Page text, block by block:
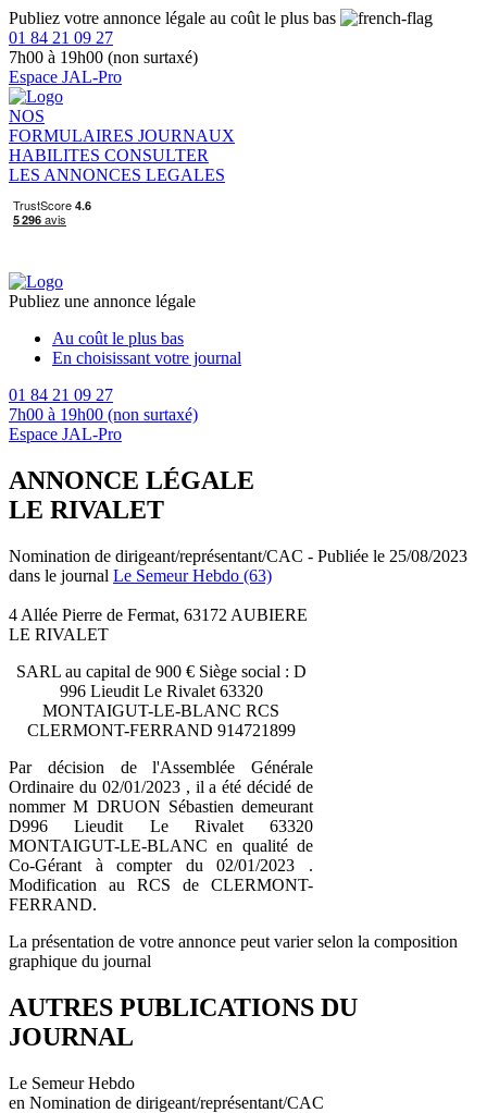
Publiez votre annonce légale au coût le plus bas
01 84 21 09 27
7h00 à 19h00 (non surtaxé)
Espace JAL-Pro
NOS
FORMULAIRES JOURNAUX
HABILITES CONSULTER
LES ANNONCES LEGALES
Publiez une annonce légale
Au coût le plus bas
En choisissant votre journal
01 84 21 09 27
7h00 à 19h00 (non surtaxé)
Espace JAL-Pro
ANNONCE LÉGALE
LE RIVALET
Nomination de dirigeant/représentant/CAC - Publiée le 25/08/2023
dans le journal Le Semeur Hebdo (63)
4 Allée Pierre de Fermat, 63172 AUBIERE
LE RIVALET
SARL au capital de 900 € Siège social : D
996 Lieudit Le Rivalet 63320
MONTAIGUT-LE-BLANC RCS
CLERMONT-FERRAND 914721899
Par décision de l'Assemblée Générale
Ordinaire du 02/01/2023 , il a été décidé de
nommer M DRUON Sébastien demeurant
D996 Lieudit Le Rivalet 63320
MONTAIGUT-LE-BLANC en qualité de
Co-Gérant à compter du 02/01/2023 .
Modification au RCS de CLERMONT-
FERRAND.
La présentation de votre annonce peut varier selon la composition
graphique du journal
AUTRES PUBLICATIONS DU
JOURNAL
Le Semeur Hebdo
en Nomination de dirigeant/représentant/CAC